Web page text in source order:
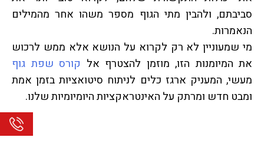
סביבתם, ולהבין מתי הגוף מספר משהו אחר מהמילים
הנאמרות.
מי שמעוניין לא רק לקרוא על הנושא אלא ממש לרכוש
את המיומנות הזו, מוזמן להצטרף אל קורס שפת גוף
מעשי, המעניק ארגז כלים לניתוח סיטואציות בזמן אמת
ומבט חדש ומרתק על האינטראקציות היומיומיות שלנו.